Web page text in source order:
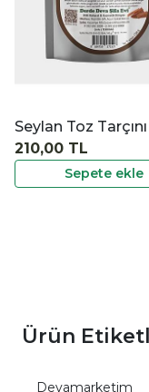
Seylan Toz
Sepete ekle
210,00 TL
Ürün
Devamarketim